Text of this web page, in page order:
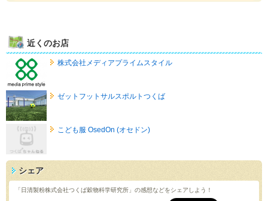
近くのお店
株式会社メディアプライムスタイル
ゼットフットサルスポルトつくば
こども服 OsedOn (オセドン)
シェア
「日清製粉株式会社つくば穀物科学研究所」の感想などをシェアしよう！